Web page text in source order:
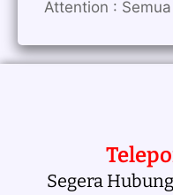
Attention :
Segera